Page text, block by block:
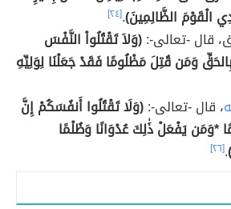
الْقَوْمَ الظَّالِمِينَ).[٢٤]
قال -تعالى-:(وَلاَ تَقْتُلُواْ النَّفْسَ
وَمَن قُتِلَ مَظْلُومًا فَقَدْ جَعَلْنَا لِوَلِيِّهِ
، قال -تعالى-:(وَلَا تَقْتُلُوا أَنفُسَكُمْ إِنَّ
*وَمَن يَفْعَلْ ذَٰلِكَ عُدْوَانًا وَظُلْمًا
.[٢٦]